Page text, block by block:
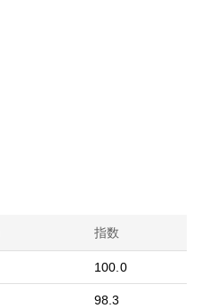
指数
100.0
98.3